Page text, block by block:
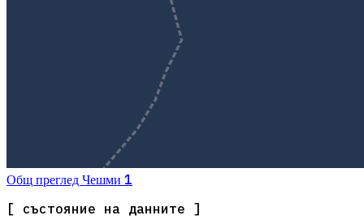
Общ преглед Чешми 1
[ състояние на данните ]